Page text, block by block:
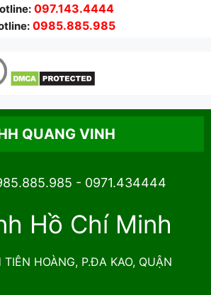
097.143.4444
0985.885.985
QUANG VINH
- 0971.434444
Hồ Chí Minh
HOÀNG, P.ĐA KAO, QUẬN